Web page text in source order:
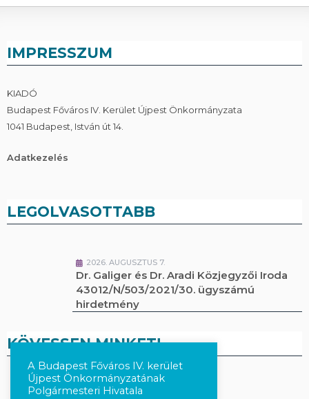
IMPRESSZUM
KIADÓ
Budapest Főváros IV. Kerület Újpest Önkormányzata
1041 Budapest, István út 14.
Adatkezelés
LEGOLVASOTTABB
2026. AUGUSZTUS 7.
Dr. Galiger és Dr. Aradi Közjegyzői Iroda
43012/N/503/2021/30. ügyszámú
hirdetmény
KÖVESSEN MINKET!
Kövesse a híreket Facebook-on
A Budapest Főváros IV. kerület
Újpest Önkormányzatának
Polgármesteri Hivatala